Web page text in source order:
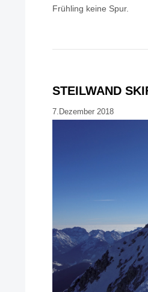
Frühling keine Spur.
STEILWAND
7.Dezember 2018